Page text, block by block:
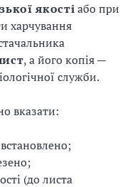
якостіабо при
харчування
, а його копія —
служби.
вказати:
(до листа